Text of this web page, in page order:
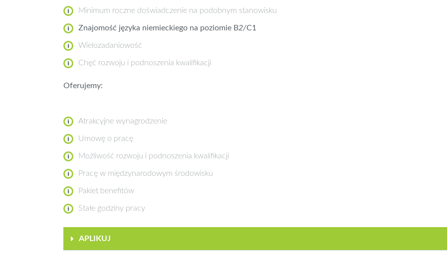
Minimum roczne doświadczenie na podobnym stanowisku
Znajomość języka niemieckiego na poziomie B2/C1
Wielozadaniowość
Chęć rozwoju i podnoszenia kwalifikacji
Oferujemy:
Atrakcyjne wynagrodzenie
Umowę o pracę
Możliwość rozwoju i podnoszenia kwalifikacji
Pracę w międzynarodowym środowisku
Pakiet benefitów
Stałe godziny pracy
APLIKUJ